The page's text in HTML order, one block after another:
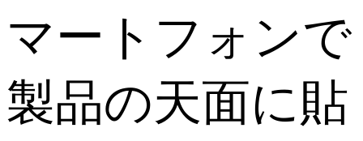
マートフォンで
製品の天面に貼